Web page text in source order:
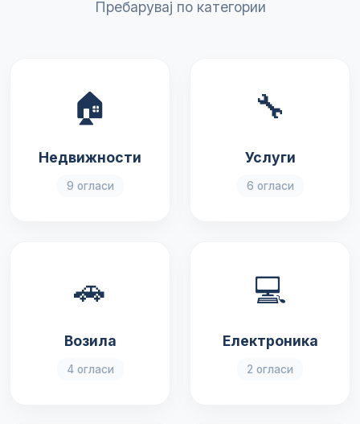
Пребарувај по категории
🏠
Недвижности
9 огласи
🔧
Услуги
6 огласи
🚗
Возила
4 огласи
💻
Електроника
2 огласи